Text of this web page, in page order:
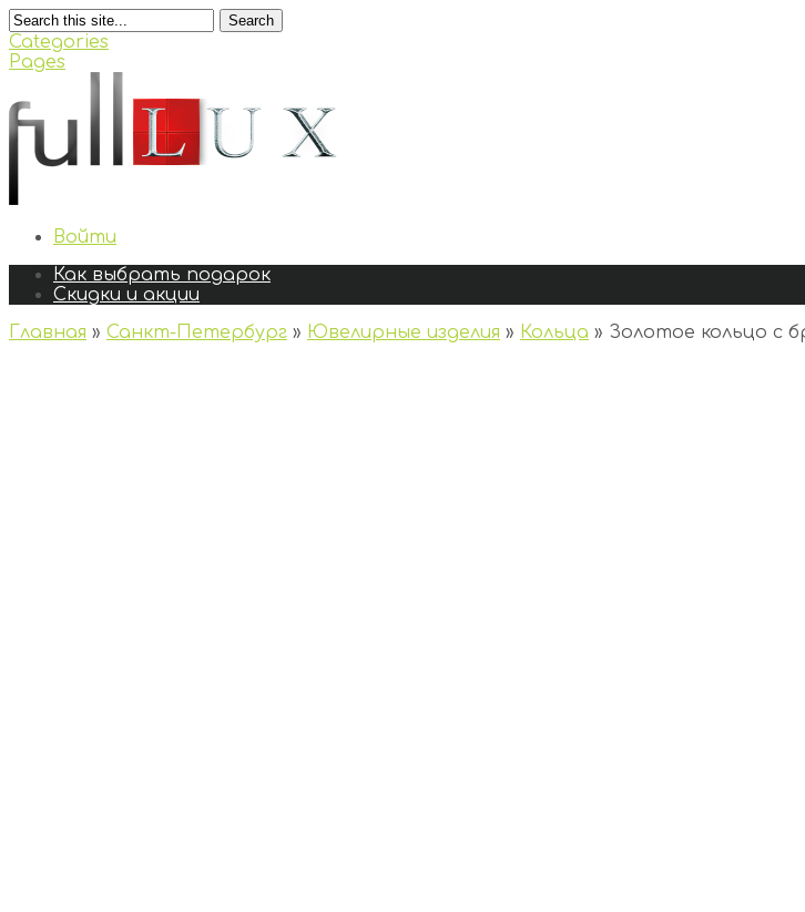
Search
Categories
Pages
Войти
Как выбрать подарок
Скидки и акции
Главная » Санкт-Петербург » Ювелирные изделия » Кольца » Золотое кольцо с